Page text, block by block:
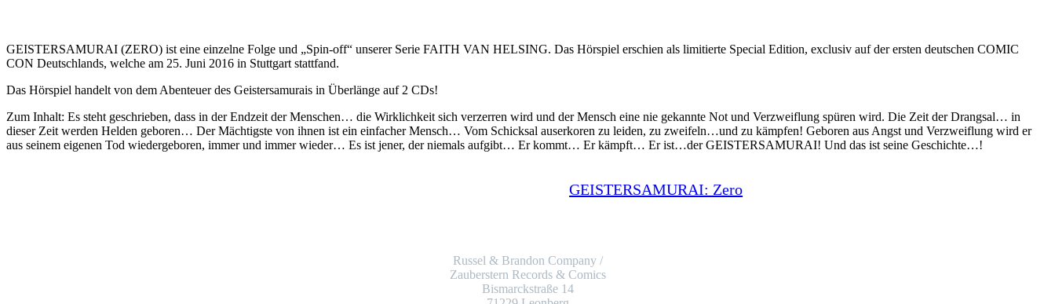
GEISTERSAMURAI (ZERO) ist eine einzelne Folge und „Spin-off“ unserer Serie FAITH VAN HELSING. Das Hörspiel erschien als limitierte Special Edition, exclusiv auf der ersten deutschen COMIC
CON Deutschlands, welche am 25. Juni 2016 in Stuttgart stattfand.
Das Hörspiel handelt von dem Abenteuer des Geistersamurais in Überlänge auf 2 CDs!
Zum Inhalt: Es steht geschrieben, dass in der Endzeit der Menschen… die Wirklichkeit sich verzerren wird und der Mensch eine nie gekannte Not und Verzweiflung spüren wird. Die Zeit der Drangsal… in
dieser Zeit werden Helden geboren… Der Mächtigste von ihnen ist ein einfacher Mensch… Vom Schicksal auserkoren zu leiden, zu zweifeln…und zu kämpfen! Geboren aus Angst und Verzweiflung wird er
aus seinem eigenen Tod wiedergeboren, immer und immer wieder… Es ist jener, der niemals aufgibt… Er kommt… Er kämpft… Er ist…der GEISTERSAMURAI! Und das ist seine Geschichte…!
GEISTERSAMURAI: Zero
Russel & Brandon Company /
Zauberstern Records & Comics
Bismarckstraße 14